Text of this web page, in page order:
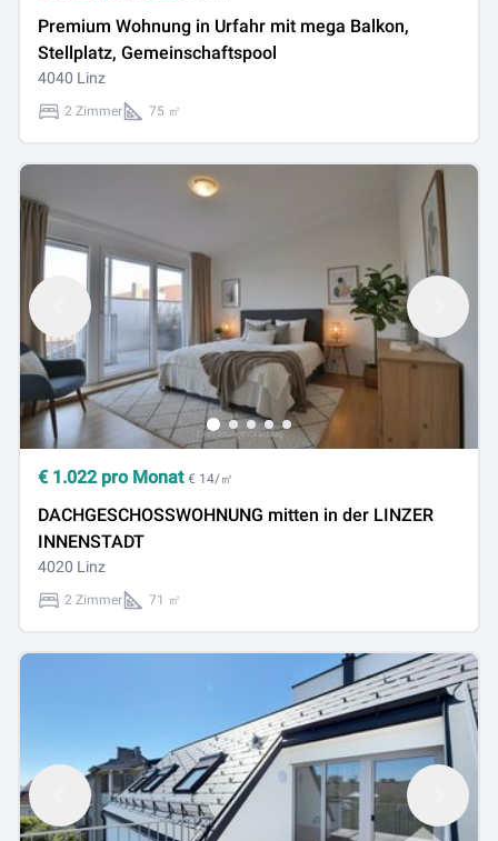
Premium Wohnung in Urfahr mit mega Balkon,
Stellplatz, Gemeinschaftspool
4040 Linz
2 Zimmer 75 ㎡
€ 1.022pro Monat € 14/㎡
DACHGESCHOSSWOHNUNG mitten in der LINZER
INNENSTADT
4020 Linz
2 Zimmer 71 ㎡